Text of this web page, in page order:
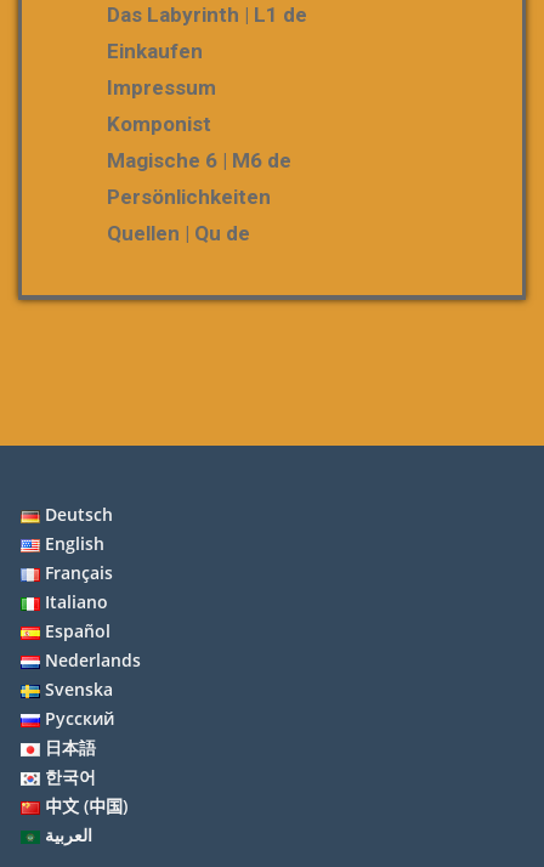
Das Labyrinth | L1 de
Einkaufen
Impressum
Komponist
Magische 6 | M6 de
Persönlichkeiten
Quellen | Qu de
Deutsch
English
Français
Italiano
Español
Nederlands
Svenska
Русский
日本語
한국어
中文 (中国)
العربية